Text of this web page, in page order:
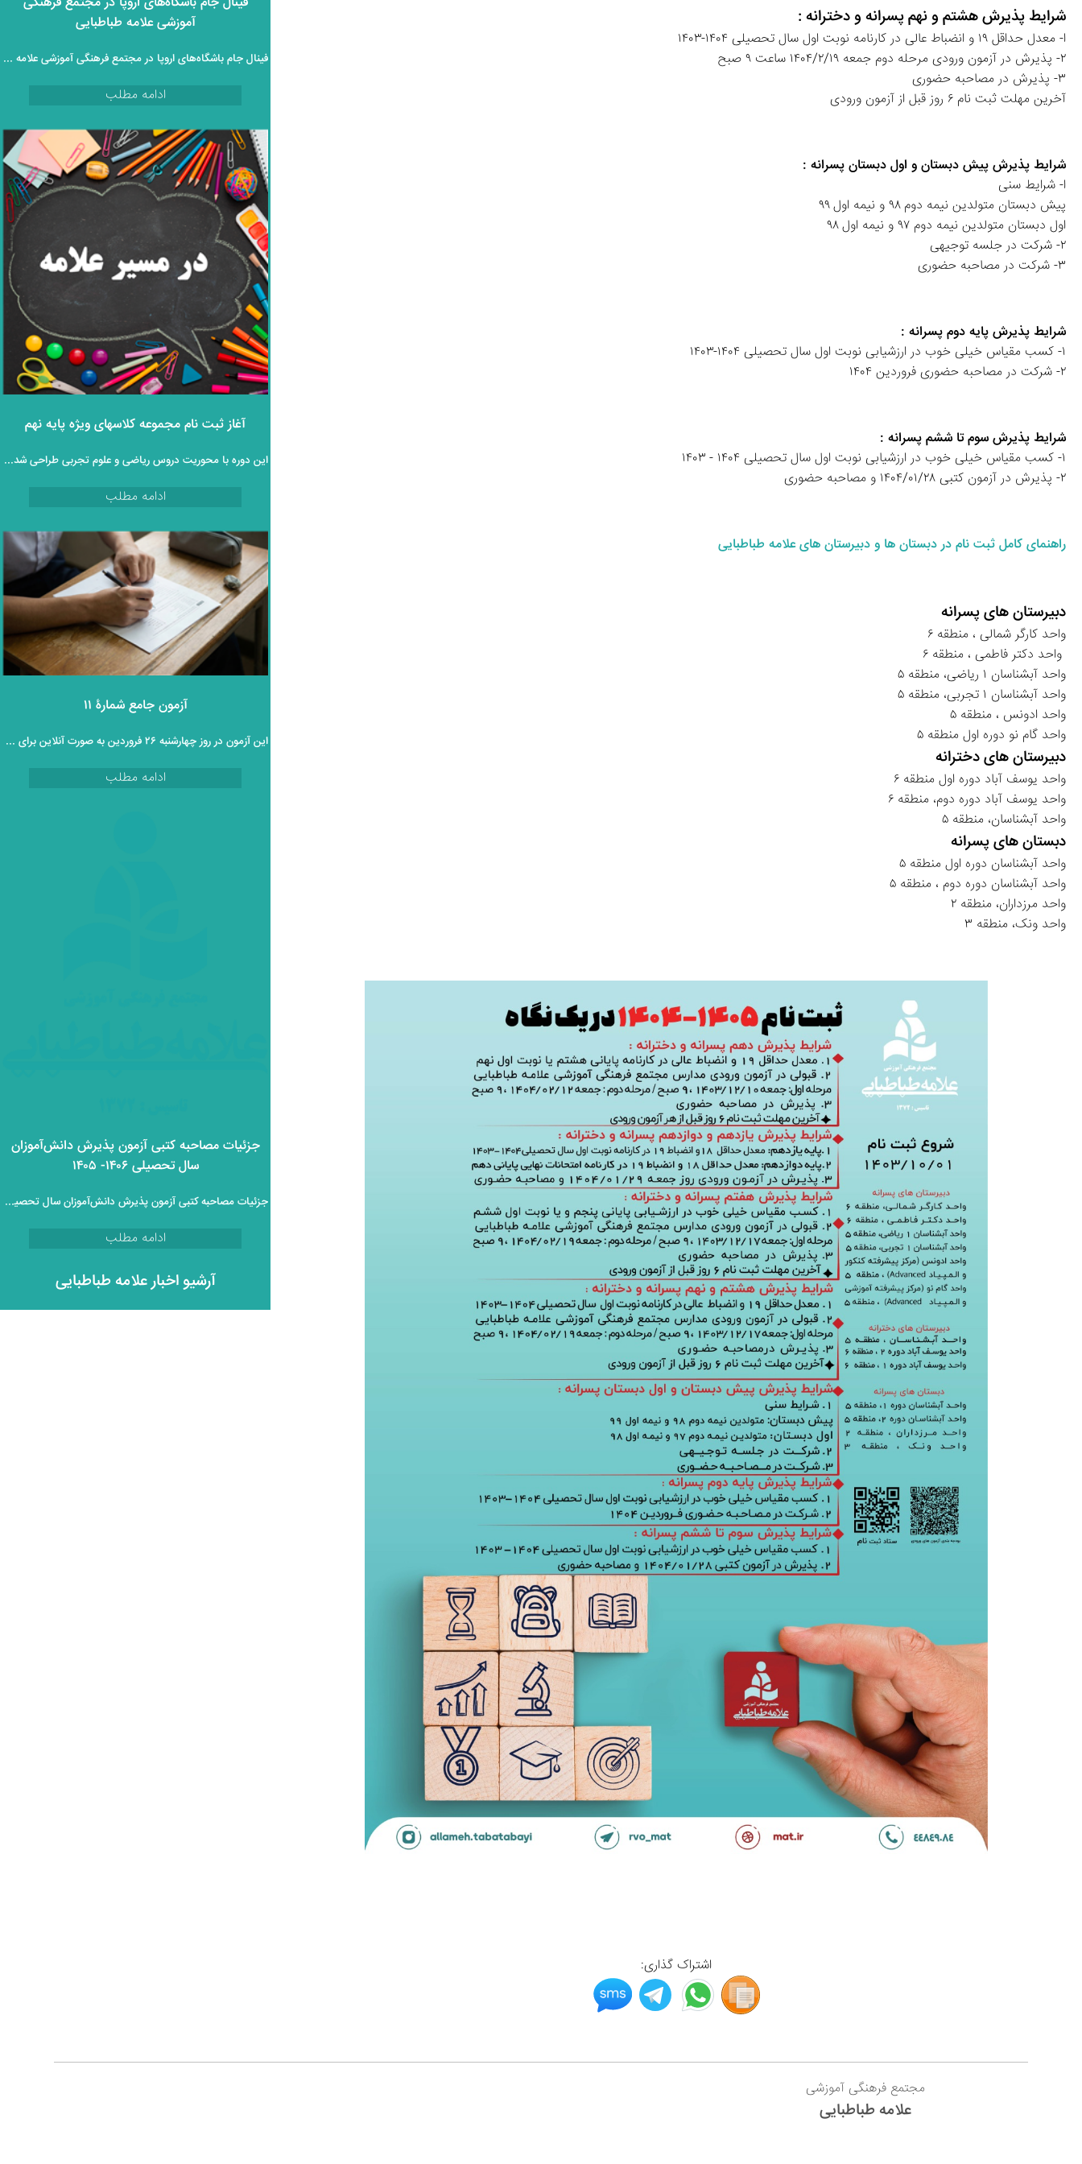
شرایط پذیرش هشتم و نهم پسرانه و دخترانه :
ا- معدل حداقل ۱۹ و انضباط عالی در کارنامه نوبت اول سال تحصیلی ۱۴۰۴-۱۴۰۳
۲- پذیرش در آزمون ورودی مرحله دوم جمعه ۱۴۰۴/۲/۱۹ ساعت ۹ صبح
۳- پذیرش در مصاحبه حضوری
آخرین مهلت ثبت نام ۶ روز قبل از آزمون ورودی
شرایط پذیرش پیش دبستان و اول دبستان پسرانه :
ا- شرایط سنی
پیش دبستان متولدین نیمه دوم ۹۸ و نیمه اول ۹۹
اول دبستان متولدین نیمه دوم ۹۷ و نیمه اول ۹۸
۲- شرکت در جلسه توجیهی
۳- شرکت در مصاحبه حضوری
شرایط پذیرش پایه دوم پسرانه :
۱- کسب مقیاس خیلی خوب در ارزشیابی نوبت اول سال تحصیلی ۱۴۰۴-۱۴۰۳
۲- شرکت در مصاحبه حضوری فروردین ۱۴۰۴
شرایط پذیرش سوم تا ششم پسرانه :
۱- کسب مقیاس خیلی خوب در ارزشیابی نوبت اول سال تحصیلی ۱۴۰۴ - ۱۴۰۳
۲- پذیرش در آزمون کتبی ۱۴۰۴/۰۱/۲۸ و مصاحبه حضوری
راهنمای کامل ثبت نام در دبستان ها و دبیرستان‌ های علامه طباطبایی
دبیرستان های پسرانه
واحد کارگر شمالی ، منطقه ۶
واحد دکتر فاطمی ، منطقه ۶
واحد آبشناسان ۱ ریاضی، منطقه ۵
واحد آبشناسان ۱ تجربی، منطقه ۵
واحد ادونس ، منطقه ۵
واحد گام نو دوره اول منطقه ۵
دبیرستان های دخترانه
واحد یوسف آباد دوره اول منطقه ۶
واحد یوسف آباد دوره دوم، منطقه ۶
واحد آبشناسان، منطقه ۵
دبستان های پسرانه
واحد آبشناسان دوره اول منطقه ۵
واحد آبشناسان دوره دوم ، منطقه ۵
واحد مرزداران، منطقه ۲
واحد ونک، منطقه ۳
اشتراک گذاری:
آموزشی علامه طباطبایی
فینال جام باشگاه‌های اروپا در مجتمع فرهنگی آموزشی علامه طباطبایی
ادامه مطلب
آغاز ثبت‌ نام مجموعه کلاسهای ویژه پایه نهم
این دوره با محوریت دروس ریاضی و علوم تجربی طراحی شده و به‌ صورت کاملاً رایگان و غیرحضوری در اختیار دانش‌ آموزان قرار می‌گیرد.
ادامه مطلب
آزمون جامع شمارۀ ۱۱
این آزمون در روز چهارشنبه ۲۶ فروردین به صورت آنلاین برای دانش آموزان پایه دوازدهم برگزار خواهد گردید.
ادامه مطلب
جزئیات مصاحبه کتبی آزمون پذیرش دانش‌آموزان
سال تحصیلی ۱۴۰۶- ۱۴۰۵
جزئیات مصاحبه کتبی آزمون پذیرش دانش‌آموزان سال تحصیلی ۱۴۰۶- ۱۴۰۵
ادامه مطلب
آرشیو اخبار علامه طباطبایی
مجتمع فرهنگی آموزشی
علامه طباطبایی